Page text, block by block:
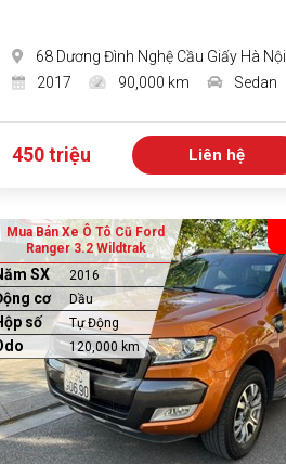
68 Dương Đình Nghệ Cầu Giấy Hà Nội
2017
90,000 km Sedan
450 triệu Liên hệ
Mua Bán Xe Ô Tô Cũ Ford
Ranger 3.2 Wildtrak
SX 2016
cơ Dầu
số Tự Động
120,000 km